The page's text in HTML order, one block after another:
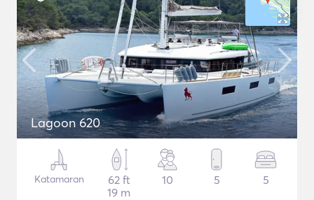
Lagoon 620
Katamaran
62 ft
19 m
10 5 5